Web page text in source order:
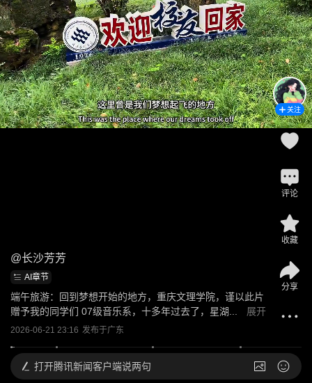
@长沙芳芳
AI章节
端午旅游：回到梦想开始的地方，重庆文理学院，谨以此片
赠予我的同学们 07级音乐系，十多年过去了，星湖...
展开
2026-06-21 23:16 发布于广东
关注
评论
收藏
分享
打开腾讯新闻客户端说两句